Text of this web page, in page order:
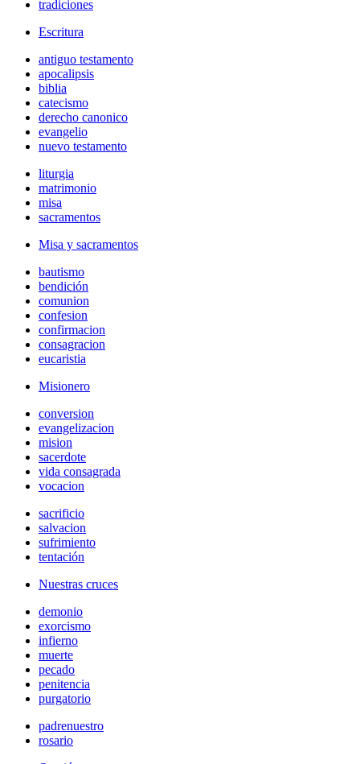
tradiciones
Escritura
antiguo testamento
apocalipsis
biblia
catecismo
derecho canonico
evangelio
nuevo testamento
liturgia
matrimonio
misa
sacramentos
Misa y sacramentos
bautismo
bendición
comunion
confesion
confirmacion
consagracion
eucaristia
Misionero
conversion
evangelizacion
mision
sacerdote
vida consagrada
vocacion
sacrificio
salvacion
sufrimiento
tentación
Nuestras cruces
demonio
exorcismo
infierno
muerte
pecado
penitencia
purgatorio
padrenuestro
rosario